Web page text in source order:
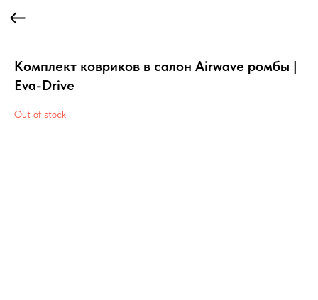
Комплект ковриков в салон Airwave ромбы |
Eva-Drive
Out of stock